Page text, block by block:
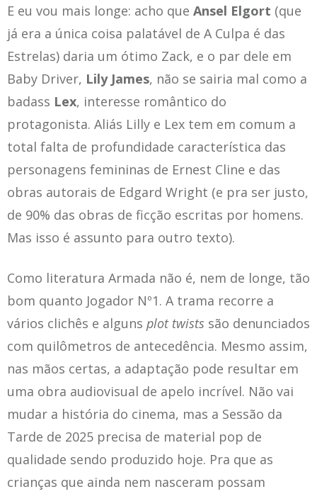
E eu vou mais longe: acho que Ansel Elgort (que
já era a única coisa palatável de A Culpa é das
Estrelas) daria um ótimo Zack, e o par dele em
Baby Driver, Lily James, não se sairia mal como a
badass Lex, interesse romântico do
protagonista. Aliás Lilly e Lex tem em comum a
total falta de profundidade característica das
personagens femininas de Ernest Cline e das
obras autorais de Edgard Wright (e pra ser justo,
de 90% das obras de ficção escritas por homens.
Mas isso é assunto para outro texto).
Como literatura Armada não é, nem de longe, tão
bom quanto Jogador Nº1. A trama recorre a
vários clichês e alguns plot twists são denunciados
com quilômetros de antecedência. Mesmo assim,
nas mãos certas, a adaptação pode resultar em
uma obra audiovisual de apelo incrível. Não vai
mudar a história do cinema, mas a Sessão da
Tarde de 2025 precisa de material pop de
qualidade sendo produzido hoje. Pra que as
crianças que ainda nem nasceram possam